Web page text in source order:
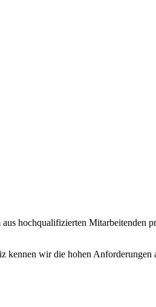
hochqualifizierten
kennen wir die hohen